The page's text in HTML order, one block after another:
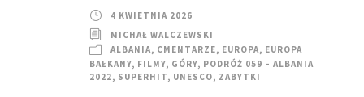
4 KWIETNIA 2026
MICHAŁ WALCZEWSKI
ALBANIA, CMENTARZE, EUROPA, EUROPA
BAŁKANY, FILMY, GÓRY, PODRÓŻ 059 – ALBANIA
2022, SUPERHIT, UNESCO, ZABYTKI